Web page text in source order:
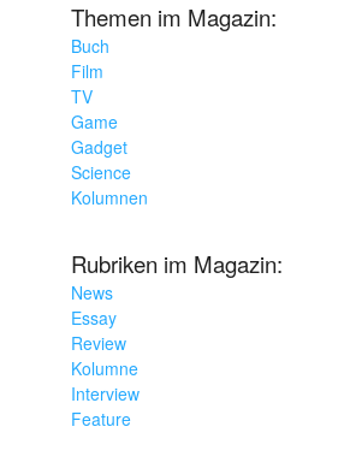
Themen im Magazin:
Buch
Film
TV
Game
Gadget
Science
Kolumnen
Rubriken im Magazin:
News
Essay
Review
Kolumne
Interview
Feature